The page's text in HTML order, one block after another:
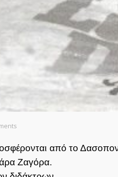
από το
Ζαγόρα.